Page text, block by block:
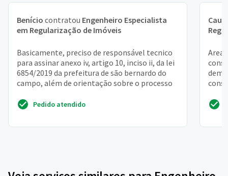
Benício contratou Engenheiro Especialista
em Regularização de Imóveis
Basicamente, preciso de responsável tecnico
para assinar anexo iv, artigo 10, inciso ii, da lei
6854/2019 da prefeitura de são bernardo do
campo, além de orientação sobre o processo
Pedido atendido
Cauã
Area